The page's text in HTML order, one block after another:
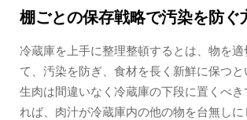
棚ごとの保存戦略で汚染を防ぐ
冷蔵庫を上手に整理整頓するとは、物を
て、汚染を防ぎ、食材を長く新鮮に保つと
生肉は間違いなく冷蔵庫の下段に置くべ
れば、肉汁が冷蔵庫内の他の物を台無しに